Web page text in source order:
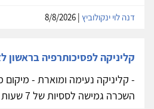
דנה לוי ינקולוביץ
קליניקה לפסיכותרפיה בראשון
- קליניקה נעימה ומוארת - מיקום
השכרה גמישה לססיות של 7 שעות - ססיה פנויה שני אחר...